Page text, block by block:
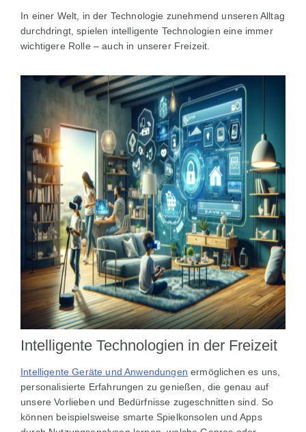
In einer Welt, in der Technologie zunehmend unseren Alltag
durchdringt, spielen intelligente Technologien eine immer
wichtigere Rolle – auch in unserer Freizeit.
Intelligente Technologien in der Freizeit
Intelligente Geräte und Anwendungen ermöglichen es uns,
personalisierte Erfahrungen zu genießen, die genau auf
unsere Vorlieben und Bedürfnisse zugeschnitten sind. So
können beispielsweise smarte Spielkonsolen und Apps